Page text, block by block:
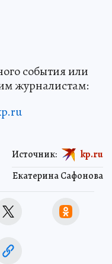
события или
журналистам:
Екатерина Сафонова
Источник: kp.ru